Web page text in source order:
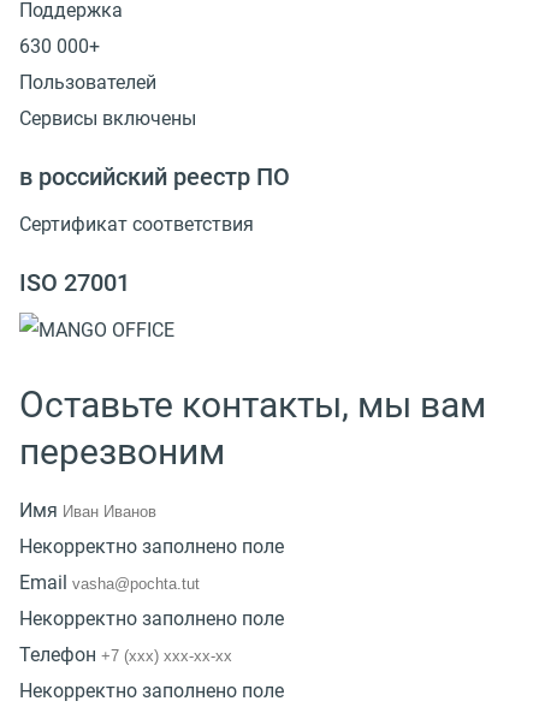
Поддержка
630 000+
Пользователей
Сервисы включены
в российский реестр ПО
Сертификат соответствия
ISO 27001
Оставьте контакты, мы вам
перезвоним
Имя
Некорректно заполнено поле
Email
Некорректно заполнено поле
Телефон
Некорректно заполнено поле